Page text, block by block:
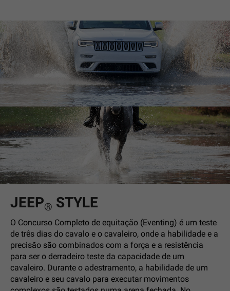
JEEP® STYLE
O Concurso Completo de equitação (Eventing) é um teste
de três dias do cavalo e o cavaleiro, onde a habilidade e a
precisão são combinados com a força e a resistência
para ser o derradeiro teste da capacidade de um
cavaleiro. Durante o adestramento, a habilidade de um
cavaleiro e seu cavalo para executar movimentos